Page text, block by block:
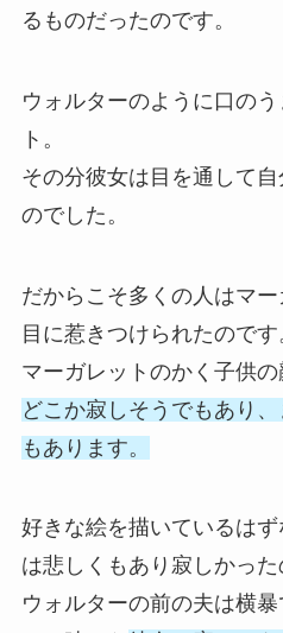
るものだったのです。
ウォルターのように口の
ト。
その分彼女は目を通して
のでした。
だからこそ多くの人はマ
目に惹きつけられたのです
マーガレットのかく子供の
どこか寂しそうでもあり
もあります。
好きな絵を描いているは
は悲しくもあり寂しかった
ウォルターの前の夫は横暴